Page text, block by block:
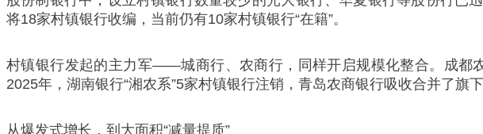
将18家村镇银行收编，当前仍有10家村镇银行“在籍”。
村镇银行发起的主力军——城商行、农商行，同样开启规模化整合。成都
2025年，湖南银行“湘农系”5家村镇银行注销，青岛农商银行吸收合并了旗
从爆发式增长，到大面积“减量提质”